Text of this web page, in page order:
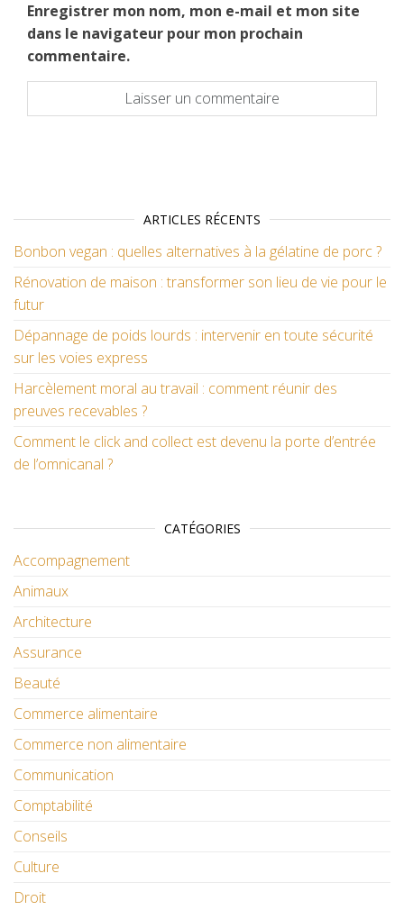
Enregistrer mon nom, mon e-mail et mon site
dans le navigateur pour mon prochain
commentaire.
ARTICLES RÉCENTS
Bonbon vegan : quelles alternatives à la gélatine de porc ?
Rénovation de maison : transformer son lieu de vie pour le
futur
Dépannage de poids lourds : intervenir en toute sécurité
sur les voies express
Harcèlement moral au travail : comment réunir des
preuves recevables ?
Comment le click and collect est devenu la porte d’entrée
de l’omnicanal ?
CATÉGORIES
Accompagnement
Animaux
Architecture
Assurance
Beauté
Commerce alimentaire
Commerce non alimentaire
Communication
Comptabilité
Conseils
Culture
Droit